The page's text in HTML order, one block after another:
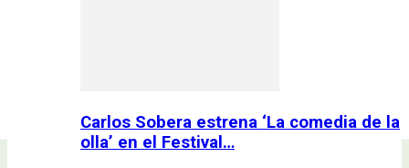
Carlos Sobera estrena ‘La comedia de la
olla’ en el Festival…